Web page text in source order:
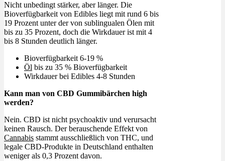
Nicht unbedingt stärker, aber länger. Die
Bioverfügbarkeit von Edibles liegt mit rund 6 bis
19 Prozent unter der von sublingualen Ölen mit
bis zu 35 Prozent, doch die Wirkdauer ist mit 4
bis 8 Stunden deutlich länger.
Bioverfügbarkeit 6-19 %
Öl bis zu 35 % Bioverfügbarkeit
Wirkdauer bei Edibles 4-8 Stunden
Kann man von CBD Gummibärchen high
werden?
Nein. CBD ist nicht psychoaktiv und verursacht
keinen Rausch. Der berauschende Effekt von
Cannabis stammt ausschließlich von THC, und
legale CBD-Produkte in Deutschland enthalten
weniger als 0,3 Prozent davon.